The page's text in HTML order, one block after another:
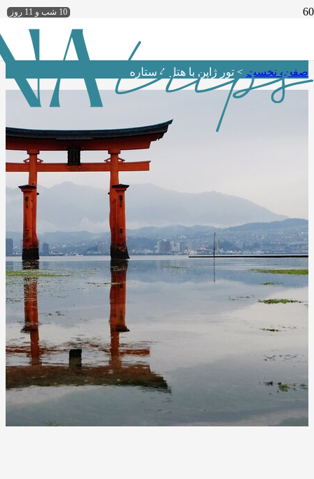
صفحه نخست > تور ژاپن با هتل 4 ستاره
10 شب و 11 روز